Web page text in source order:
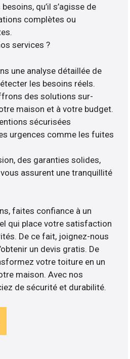
qu’il s’agisse de
complètes ou
services ?
une analyse détaillée de
les besoins réels.
des solutions sur-
maison et à votre budget.
sécurisées
urgences comme les fuites
des garanties solides,
assurent une tranquillité
faites confiance à un
qui place votre satisfaction
De ce fait, joignez-nous
un devis gratis. De
votre toiture en un
maison. Avec nos
de sécurité et durabilité.